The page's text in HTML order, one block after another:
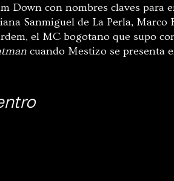
Down con nombres claves para
Sanmiguel de La Perla, Marco
el MC bogotano que supo
cuando Mestizo se presenta